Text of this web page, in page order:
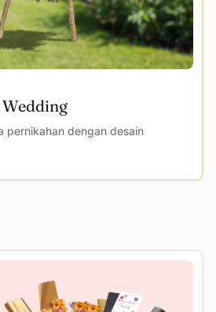
pernikahan dengan desain